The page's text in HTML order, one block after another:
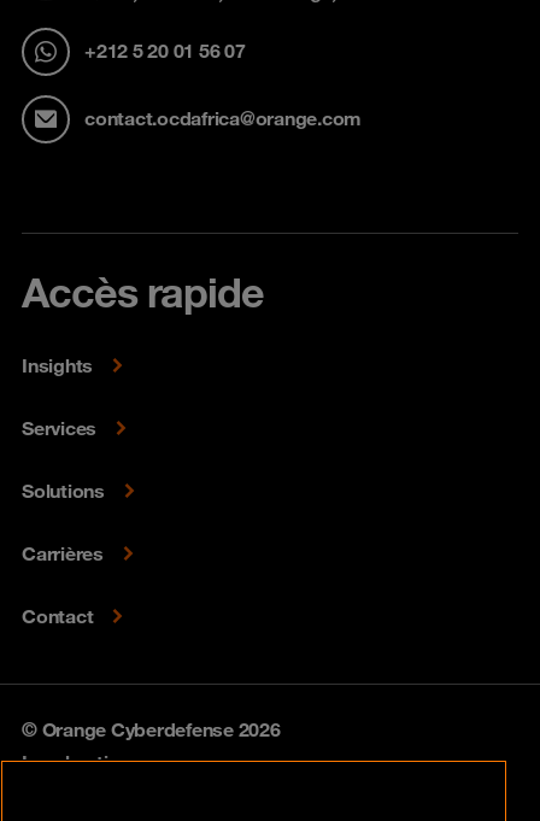
+212 5 20 01 56 07
contact.ocdafrica@orange.com
Accès rapide
Insights
Services
Solutions
Carrières
Contact
© Orange Cyberdefense 2026
Legal notice